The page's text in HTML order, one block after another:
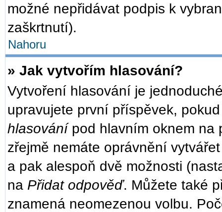
možné nepřidávat podpis k
zaškrtnutí).
Nahoru
» Jak vytvořím hlasování?
Vytvoření hlasování je
upravujete první příspěvek,
hlasovánípod hlavním oknem na
zřejmě nemáte oprávnění
a pak alespoň dvě možnosti
na Přidat odpověď. Můžete také
znamená neomezenou volbu.